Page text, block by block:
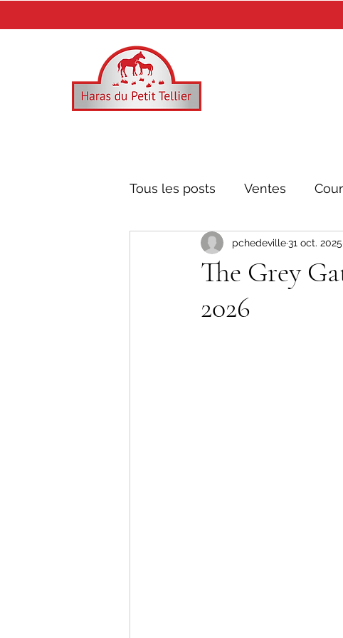
Tous les posts Ventes
Mr. Owen Recoletos
The Grey
2026
pchedeville31 oct. 2025